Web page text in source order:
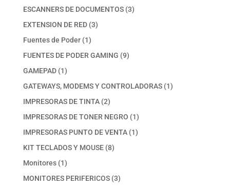
productos
ESCANNERS DE DOCUMENTOS 33
EXTENSION DE RED 33
Fuentes de Poder 11
producto
FUENTES DE PODER GAMING 99
GAMEPAD 11
producto
GATEWAYS, MODEMS Y CONTROLADORAS 11
IMPRESORAS DE TINTA 22
productos
IMPRESORAS DE TONER NEGRO 11
producto
IMPRESORAS PUNTO DE VENTA 11
KIT TECLADOS Y MOUSE 88
Monitores 11
producto
MONITORES PERIFERICOS 33